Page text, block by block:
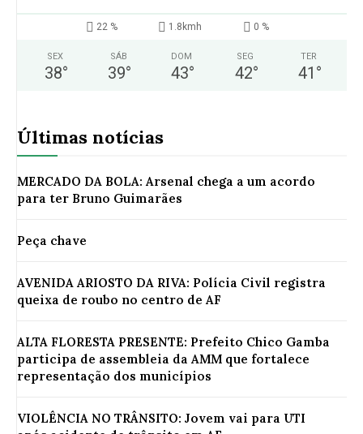
22 % 1.8kmh 0 %
SEX
38°
SÁB
39°
DOM
43°
SEG
42°
TER
41 °
Últimas notícias
MERCADO DA BOLA: Arsenal chega a um acordo
para ter Bruno Guimarães
Peça chave
AVENIDA ARIOSTO DA RIVA: Polícia Civil registra
queixa de roubo no centro de AF
ALTA FLORESTA PRESENTE: Prefeito Chico Gamba
participa de assembleia da AMM que fortalece
representação dos municípios
VIOLÊNCIA NO TRÂNSITO: Jovem vai para UTI